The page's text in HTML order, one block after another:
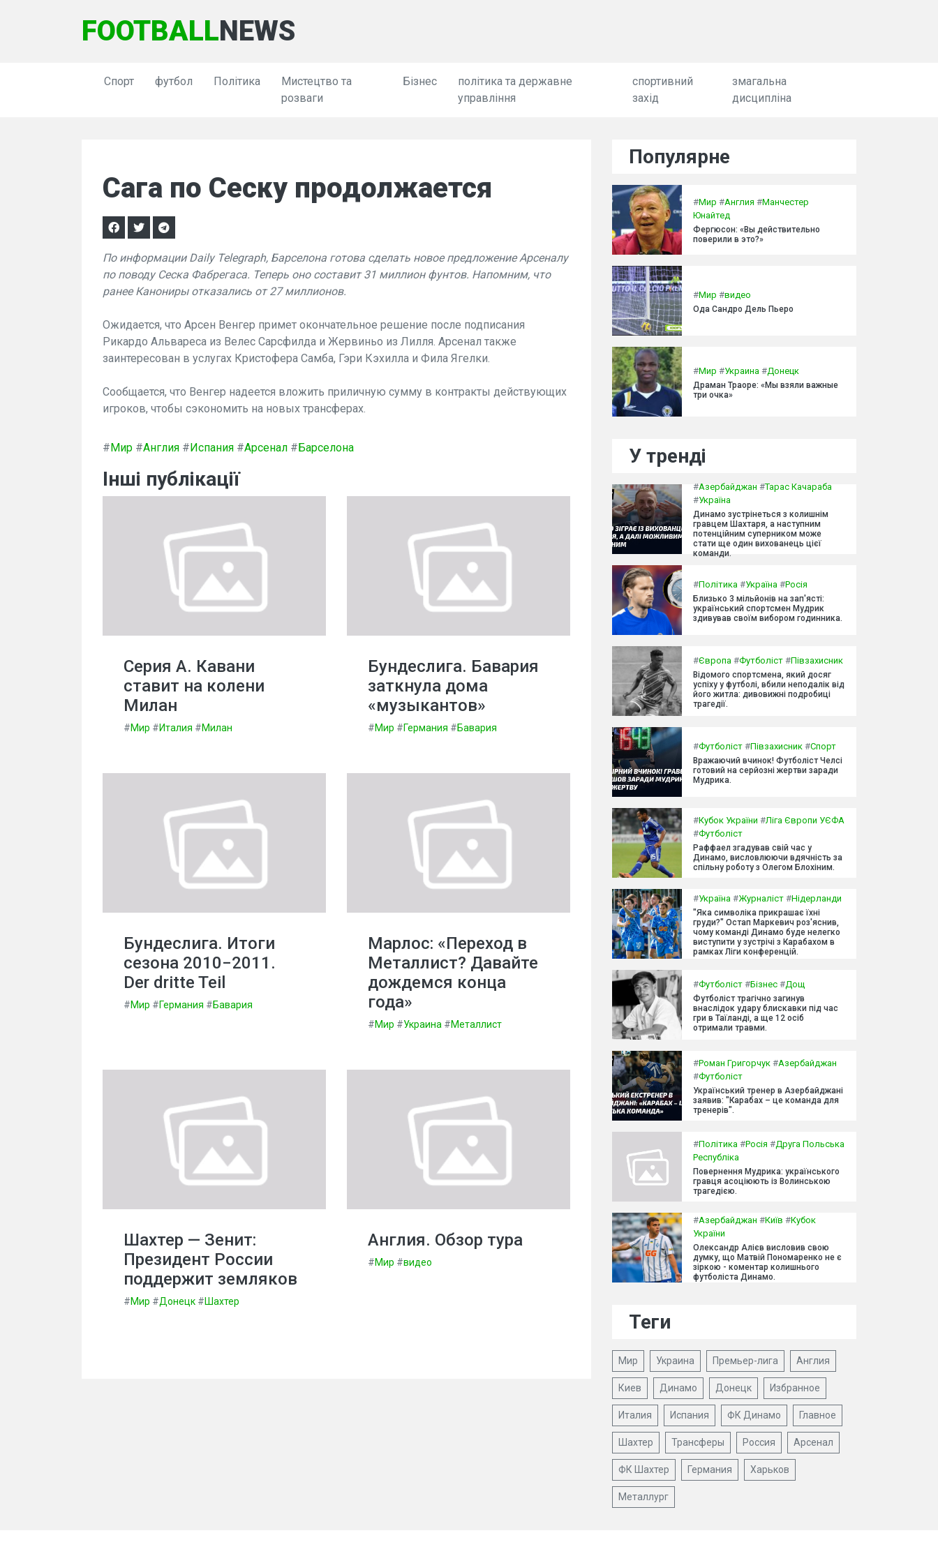
FOOTBALLNEWS
Спорт футбол Політика
Мистецтво та
розваги
Бізнес
політика та державне
управління
спортивний
захід
змагальна
дисципліна
Сага по Сеску продолжается
По информации Daily Telegraph, Барселона готова сделать новое предложение Арсеналу
по поводу Сеска Фабрегаса. Теперь оно составит 31 миллион фунтов. Напомним, что
ранее Канониры отказались от 27 миллионов.
Ожидается, что Арсен Венгер примет окончательное решение после подписания
Рикардо Альвареса из Велес Сарсфилда и Жервиньо из Лилля. Арсенал также
заинтересован в услугах Кристофера Самба, Гэри Кэхилла и Фила Ягелки.
Сообщается, что Венгер надеется вложить приличную сумму в контракты действующих
игроков, чтобы сэкономить на новых трансферах.
#Мир #Англия #Испания #Арсенал #Барселона
Інші публікації
Серия А. Кавани
ставит на колени
Милан
#Мир #Италия #Милан
Бундеслига. Бавария
заткнула дома
«музыкантов»
#Мир #Германия #Бавария
Бундеслига. Итоги
сезона 2010−2011.
Der dritte Teil
#Мир #Германия #Бавария
Марлос: «Переход в
Металлист? Давайте
дождемся конца
года»
#Мир #Украина #Металлист
Шахтер — Зенит:
Президент России
поддержит земляков
#Мир #Донецк #Шахтер
Англия. Обзор тура
#Мир #видео
Популярне
#Мир #Англия #Манчестер
Юнайтед
Фергюсон: «Вы действительно
поверили в это?»
#Мир #видео
Ода Сандро Дель Пьеро
#Мир #Украина #Донецк
Драман Траоре: «Мы взяли важные
три очка»
У тренді
#Азербайджан #Тарас Качараба
#Україна
Динамо зустрінеться з колишнім
гравцем Шахтаря, а наступним
потенційним суперником може
стати ще один вихованець цієї
команди.
#Політика #Україна #Росія
Близько 3 мільйонів на зап'ясті:
український спортсмен Мудрик
здивував своїм вибором годинника.
#Європа #Футболіст #Півзахисник
Відомого спортсмена, який досяг
успіху у футболі, вбили неподалік від
його житла: дивовижні подробиці
трагедії.
#Футболіст #Півзахисник #Спорт
Вражаючий вчинок! Футболіст Челсі
готовий на серйозні жертви заради
Мудрика.
#Кубок України #Ліга Європи УЄФА
#Футболіст
Раффаел згадував свій час у
Динамо, висловлюючи вдячність за
спільну роботу з Олегом Блохіним.
#Україна #Журналіст #Нідерланди
"Яка символіка прикрашає їхні
груди?" Остап Маркевич роз'яснив,
чому команді Динамо буде нелегко
виступити у зустрічі з Карабахом в
рамках Ліги конференцій.
#Футболіст #Бізнес #Дощ
Футболіст трагічно загинув
внаслідок удару блискавки під час
гри в Таїланді, а ще 12 осіб
отримали травми.
#Роман Григорчук #Азербайджан
#Футболіст
Український тренер в Азербайджані
заявив: "Карабах – це команда для
тренерів".
#Політика #Росія #Друга Польська
Республіка
Повернення Мудрика: українського
гравця асоціюють із Волинською
трагедією.
#Азербайджан #Київ #Кубок
України
Олександр Алієв висловив свою
думку, що Матвій Пономаренко не є
зіркою - коментар колишнього
футболіста Динамо.
Теги
Мир Украина Премьер-лига Англия
Киев Динамо Донецк Избранное
Италия Испания ФК Динамо Главное
Шахтер Трансферы Россия Арсенал
ФК Шахтер Германия Харьков
Металлург